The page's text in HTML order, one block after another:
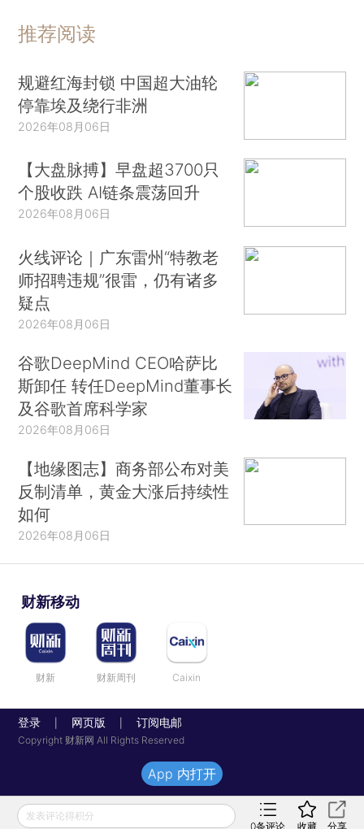
推荐阅读
规避红海封锁 中国超大油轮
停靠埃及绕行非洲
2026年08月06日
【大盘脉搏】早盘超3700只
个股收跌 AI链条震荡回升
2026年08月06日
火线评论｜广东雷州“特教老
师招聘违规”很雷，仍有诸多
疑点
2026年08月06日
谷歌DeepMind CEO哈萨比
斯卸任 转任DeepMind董事长
及谷歌首席科学家
2026年08月06日
【地缘图志】商务部公布对美
反制清单，黄金大涨后持续性
如何
2026年08月06日
财新移动
财新 财新周刊 Caixin
登录 网页版 订阅电邮
Copyright 财新网 All Rights Reserved
发表评论得积分
0条评论 收藏 分享
App 内打开